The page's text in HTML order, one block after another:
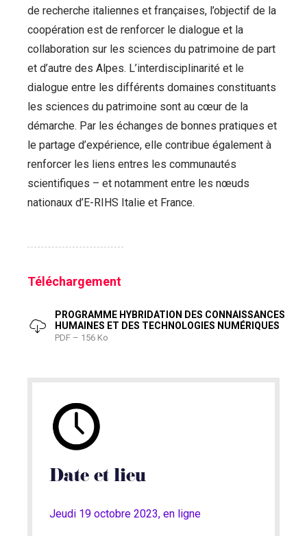
de recherche italiennes et françaises, l’objectif de la
coopération est de renforcer le dialogue et la
collaboration sur les sciences du patrimoine de part
et d’autre des Alpes. L’interdisciplinarité et le
dialogue entre les différents domaines constituants
les sciences du patrimoine sont au cœur de la
démarche. Par les échanges de bonnes pratiques et
le partage d’expérience, elle contribue également à
renforcer les liens entres les communautés
scientifiques – et notamment entre les nœuds
nationaux d’E-RIHS Italie et France.
Téléchargement
PROGRAMME HYBRIDATION DES CONNAISSANCES
HUMAINES ET DES TECHNOLOGIES NUMÉRIQUES
PDF – 156 Ko
Date et lieu
Jeudi 19 octobre 2023, en ligne